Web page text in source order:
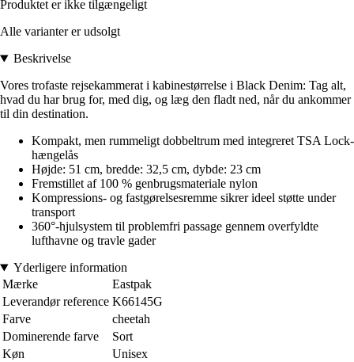
Produktet er ikke tilgængeligt
Alle varianter er udsolgt
Beskrivelse
Vores trofaste rejsekammerat i kabinestørrelse i Black Denim: Tag alt,
hvad du har brug for, med dig, og læg den fladt ned, når du ankommer
til din destination.
Kompakt, men rummeligt dobbeltrum med integreret TSA Lock-
hængelås
Højde: 51 cm, bredde: 32,5 cm, dybde: 23 cm
Fremstillet af 100 % genbrugsmateriale nylon
Kompressions- og fastgørelsesremme sikrer ideel støtte under
transport
360°-hjulsystem til problemfri passage gennem overfyldte
lufthavne og travle gader
Yderligere information
Mærke
Eastpak
Leverandør reference K66145G
Farve
cheetah
Dominerende farve
Sort
Køn
Unisex